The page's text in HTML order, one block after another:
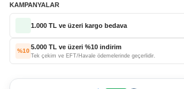
KAMPANYALAR
1.000 TL ve üzeri kargo bedava
%10
5.000 TL ve üzeri %10 indirim
Tek çekim ve EFT/Havale ödemelerinde geçerlidir.